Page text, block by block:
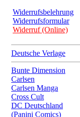
Widerrufsbelehrung
Widerrufsformular
Widerruf (Online)
Deutsche Verlage
Bunte Dimension
Carlsen
Carlsen Manga
Cross Cult
DC Deutschland
(Panini Comics)